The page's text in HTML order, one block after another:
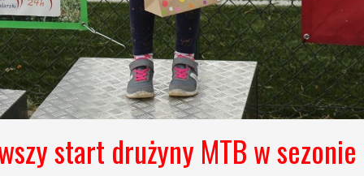
start drużyny MTB w